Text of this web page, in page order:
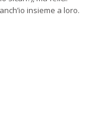
insieme a loro.